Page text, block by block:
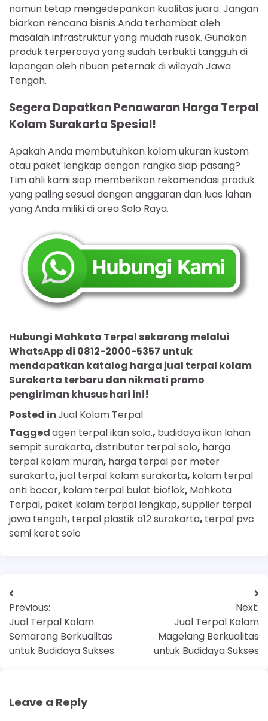
namun tetap mengedepankan kualitas juara. Jangan
biarkan rencana bisnis Anda terhambat oleh
masalah infrastruktur yang mudah rusak. Gunakan
produk terpercaya yang sudah terbukti tangguh di
lapangan oleh ribuan peternak di wilayah Jawa
Tengah.
Segera Dapatkan Penawaran Harga Terpal
Kolam Surakarta Spesial!
Apakah Anda membutuhkan kolam ukuran kustom
atau paket lengkap dengan rangka siap pasang?
Tim ahli kami siap memberikan rekomendasi produk
yang paling sesuai dengan anggaran dan luas lahan
yang Anda miliki di area Solo Raya.
Hubungi Mahkota Terpal sekarang melalui
WhatsApp di 0812-2000-5357 untuk
mendapatkan katalog harga jual terpal kolam
Surakarta terbaru dan nikmati promo
pengiriman khusus hari ini!
Posted inJual Kolam Terpal
Taggedagen terpal ikan solo., budidaya ikan lahan
sempit surakarta,distributor terpal solo, harga
terpal kolam murah, harga terpal per meter
surakarta,jual terpal kolam surakarta, kolam terpal
anti bocor, kolam terpal bulat bioflok, Mahkota
Terpal, paket kolam terpal lengkap,supplier terpal
jawa tengah, terpal plastik a12 surakarta, terpal pvc
semi karet solo
Previous:
Jual Terpal Kolam
Semarang Berkualitas
untuk Budidaya Sukses
Next:
Jual Terpal Kolam
Magelang Berkualitas
untuk Budidaya Sukses
Leave a Reply